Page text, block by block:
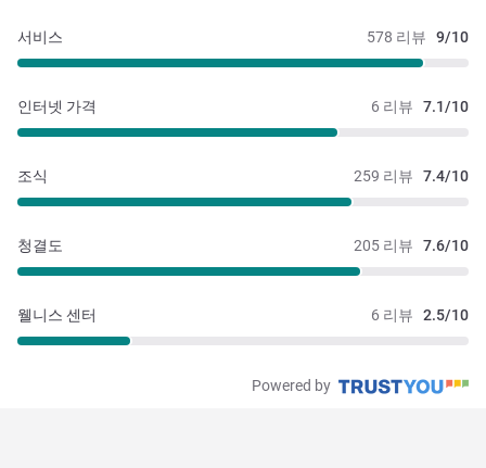
578 리뷰 9/10
서비스
6 리뷰 7.1/10
인터넷 가격
259 리뷰 7.4/10
조식
205 리뷰 7.6/10
청결도
6 리뷰 2.5/10
웰니스 센터
Powered by